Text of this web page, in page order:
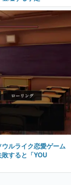
ウルライク恋愛ゲーム
すると「YOU